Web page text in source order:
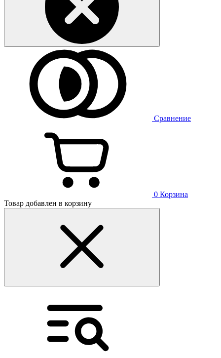
Сравнение
0 Корзина
Товар добавлен в корзину